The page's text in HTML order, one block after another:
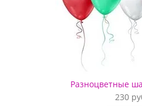
Разноцветные
230